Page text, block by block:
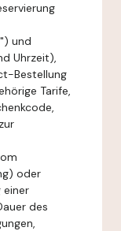
und
Uhrzeit),
Bestellung
Tarife,
oder
einer
des